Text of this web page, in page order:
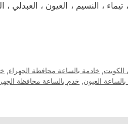
تيماء ، النسيم ، العيون ، العبدلي
الكويت, خادمة بالساعة محافطة الجهراء,
العيون, خدم بالساعة محافظة